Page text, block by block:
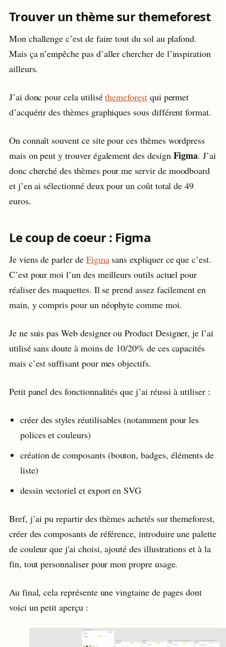
Trouver un thème sur themeforest
Mon challenge c’est de faire tout du sol au plafond.
Mais ça n’empêche pas d’aller chercher de l’inspiration
ailleurs.
J’ai donc pour cela utiliséthemeforestqui permet
d’acquérir des thèmes graphiques sous différent format.
On connaît souvent ce site pour ces thèmes wordpress
mais on peut y trouver également des design Figma. J’ai
donc cherché des thèmes pour me servir de moodboard
et j’en ai sélectionné deux pour un coût total de 49
euros.
Le coup de coeur : Figma
Je viens de parler de Figmasans expliquer ce que c’est.
C’est pour moi l’un des meilleurs outils actuel pour
réaliser des maquettes. Il se prend assez facilement en
main, y compris pour un néophyte comme moi.
Je ne suis pas Web designer ou Product Designer, je l’ai
utilisé sans doute à moins de 10/20% de ces capacités
mais c’est suffisant pour mes objectifs.
Petit panel des fonctionnalités que j’ai réussi à utiliser :
créer des styles réutilisables (notamment pour les
polices et couleurs)
création de composants (bouton, badges, éléments de
liste)
dessin vectoriel et export en SVG
Bref, j’ai pu repartir des thèmes achetés sur themeforest,
créer des composants de référence, introduire une palette
de couleur que j'ai choisi, ajouté des illustrations et à la
fin, tout personnaliser pour mon propre usage.
Au final, cela représente une vingtaine de pages dont
voici un petit aperçu :